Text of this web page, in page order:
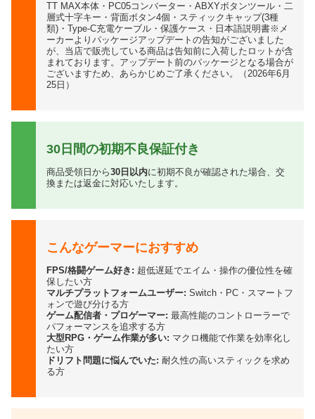
TT MAX本体・PC05コンバーター・ABXYボタンツール・二
層式十字キー・背面ボタン4個・スティックキャップ(3種
類)・Type-C充電ケーブル・保護ケース・日本語説明書※メ
ーカーよりパッケージアップデートの告知がございました
が、当店で販売している商品は告知前に入荷したロットが含
まれております。アップデート前のパッケージとなる場合が
ございますため、あらかじめご了承ください。（2026年6月
25日）
30日間の初期不良保証付き
商品受領日から30日以内に初期不良が確認された場合、交
換または返金に対応いたします。
こんなゲーマーにおすすめ
FPS/格闘ゲーム好き: 超低遅延でエイム・操作の優位性を確
保したい方
マルチプラットフォームユーザー: Switch・PC・スマートフ
ォンで遊び分ける方
ゲーム配信者・プロゲーマー: 最高性能のコントローラーで
パフォーマンスを追求する方
大型RPG・ゲーム作業が多い: マクロ機能で作業を効率化し
たい方
ドリフト問題に悩んでいた: 耐久性の高いスティックを求め
る方